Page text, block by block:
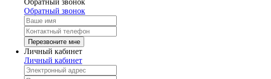
Обратный звонок
Обратный звонок
Перезвоните мне
Личный кабинет
Личный кабинет